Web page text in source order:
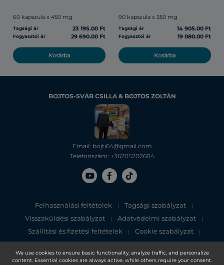
We use cookies to ensure basic functionality, analyze traffic, and personalize
content. Essential cookies are always active, while others require your consent.
60 kapszula x 450 mg
Tagsági ár 23 195.00 Ft
Fogyasztói ár 29 690.00 Ft
Kosárba
90 kapszula x 350 mg
Tagsági ár 14 905.00 Ft
Fogyasztói ár 19 080.00 Ft
Kosárba
BOJTOS-SVÁB CSILLA & BOJTOS ZOLTÁN
Email: bojti64@gmail.com
Telefonszám: +36205202604
Felhasználási feltételek | Tagsági szabályzat |
Visszaküldési szabályzat | Adatvédelmi szabályzat |
Szállítási és fizetési feltételek | Cookie szabályzat |
Adatvédelmi tájékoztató